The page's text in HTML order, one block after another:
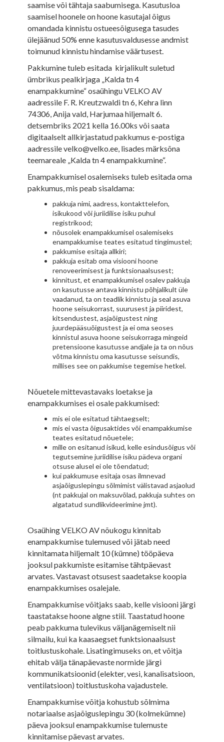
saamise või tähtaja saabumisega. Kasutusloa
saamisel hoonele on hoone kasutajal õigus
omandada kinnistu ostueesõigusega tasudes
ülejäänud 50% enne kasutusvaldusesse andmist
toimunud kinnistu hindamise väärtusest.
Pakkumine tuleb esitada kirjalikult suletud
ümbrikus pealkirjaga „Kalda tn 4
enampakkumine“ osaühingu VELKO AV
aadressile F. R. Kreutzwaldi tn 6, Kehra linn
74306, Anija vald, Harjumaa hiljemalt 6.
detsembriks 2021 kella 16.00ks või saata
digitaalselt allkirjastatud pakkumus e-postiga
aadressile velko@velko.ee, lisades märksõna
teemareale „Kalda tn 4 enampakkumine“.
Enampakkumisel osalemiseks tuleb esitada oma
pakkumus, mis peab sisaldama:
pakkuja nimi, aadress, kontakttelefon,
isikukood või juriidilise isiku puhul
registrikood;
nõusolek enampakkumisel osalemiseks
enampakkumise teates esitatud tingimustel;
pakkumise esitaja allkiri;
pakkuja esitab oma visiooni hoone
renoveerimisest ja funktsionaalsusest;
kinnitust, et enampakkumisel osalev pakkuja
on kasutusse antava kinnistu põhjalikult üle
vaadanud, ta on teadlik kinnistu ja seal asuva
hoone seisukorrast, suurusest ja piiridest,
kitsendustest, asjaõigustest ning
juurdepääsuõigustest ja ei oma seoses
kinnistul asuva hoone seisukorraga mingeid
pretensioone kasutusse andjale ja ta on nõus
võtma kinnistu oma kasutusse seisundis,
millises see on pakkumise tegemise hetkel.
Nõuetele mittevastavaks loetakse ja
enampakkumises ei osale pakkumised:
mis ei ole esitatud tähtaegselt;
mis ei vasta õigusaktides või enampakkumise
teates esitatud nõuetele;
mille on esitanud isikud, kelle esindusõigus või
tegutsemine juriidilise isiku pädeva organi
otsuse alusel ei ole tõendatud;
kui pakkumuse esitaja osas ilmnevad
asjaõiguslepingu sõlmimist välistavad asjaolud
(nt pakkujal on maksuvõlad, pakkuja suhtes on
algatatud sundlikvideerimine jmt).
Osaühing VELKO AV nõukogu kinnitab
enampakkumise tulemused või jätab need
kinnitamata hiljemalt 10 (kümne) tööpäeva
jooksul pakkumiste esitamise tähtpäevast
arvates. Vastavast otsusest saadetakse koopia
enampakkumises osalejale.
Enampakkumise võitjaks saab, kelle visiooni järgi
taastatakse hoone algne stiil. Taastatud hoone
peab pakkuma tulevikus väljanägemiselt nii
silmailu, kui ka kaasaegset funktsionaalsust
toitlustuskohale. Lisatingimuseks on, et võitja
ehitab välja tänapäevaste normide järgi
kommunikatsioonid (elekter, vesi, kanalisatsioon,
ventilatsioon) toitlustuskoha vajadustele.
Enampakkumise võitja kohustub sõlmima
notariaalse asjaõiguslepingu 30 (kolmekümne)
päeva jooksul enampakkumise tulemuste
kinnitamise päevast arvates.